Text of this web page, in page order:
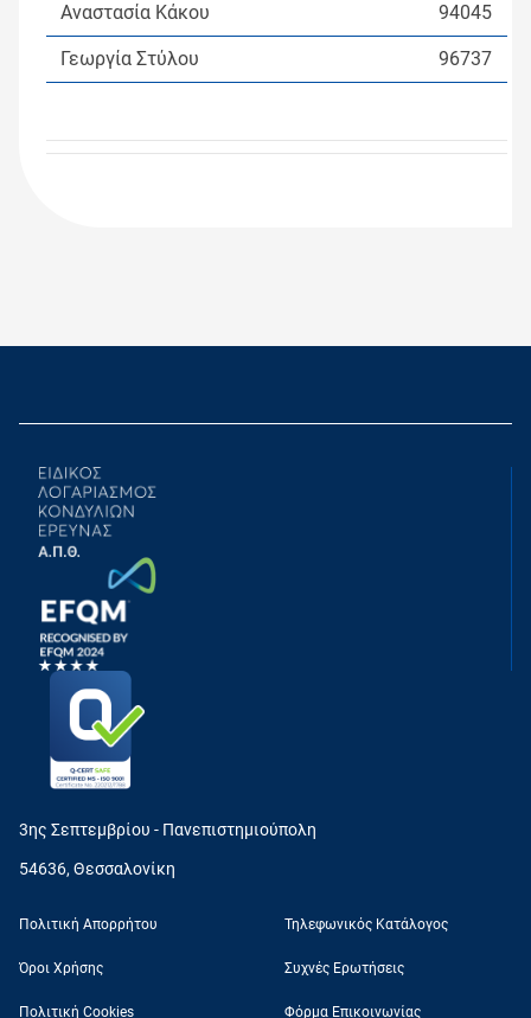
Αναστασία Κάκου 94045
Γεωργία Στύλου 96737
3ης Σεπτεμβρίου - Πανεπιστημιούπολη
54636, Θεσσαλονίκη
Πολιτική Απορρήτου
Όροι Χρήσης
Πολιτική Cookies
Τηλεφωνικός Κατάλογος
Συχνές Ερωτήσεις
Φόρμα Επικοινωνίας